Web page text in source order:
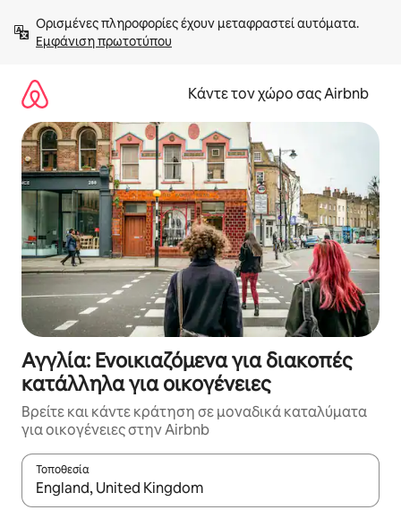
στο
περιεχόμενοΕμφάνιση πρωτοτύπου
Κάντε τον χώρο σας Airbnb
Αγγλία: Ενοικιαζόμενα για διακοπές
κατάλληλα για οικογένειες
Βρείτε και κάντε κράτηση σε μοναδικά καταλύματα
για οικογένειες στην Airbnb
Τοποθεσία
Όταν τα αποτελέσματα είναι διαθέσιμα, μπορείτε να